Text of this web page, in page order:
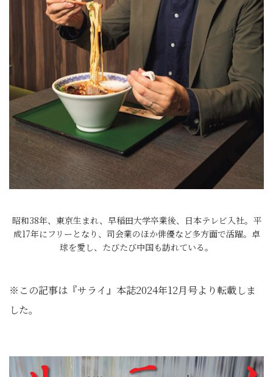
昭和38年、東京生まれ、早稲田大学卒業後、日本テレビ入社。平
成17年にフリーとなり、司会業のほか俳優など多方面で活躍。卓
球を愛し、たびたび中国も訪れている。
※この記事は『サライ』本誌2024年12月号より転載しま
した。